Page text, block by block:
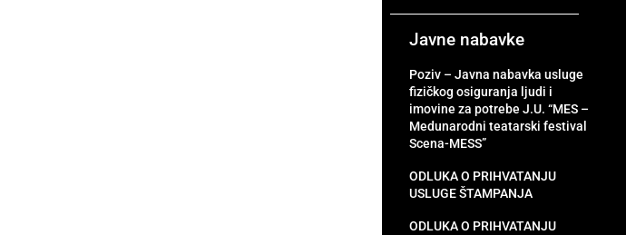
Javne nabavke
Poziv – Javna nabavka usluge
fizičkog osiguranja ljudi i
imovine za potrebe J.U. “MES –
Medunarodni teatarski festival
Scena-MESS”
ODLUKA O PRIHVATANJU
USLUGE ŠTAMPANJA
ODLUKA O PRIHVATANJU